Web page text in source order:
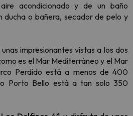
acondicionado y de un baño
ducha o bañera, secador de pelo y
impresionantes vistas a los dos
es el Mar Mediterráneo y el Mar
Perdido está a menos de 400
Porto Bello está a tan solo 350